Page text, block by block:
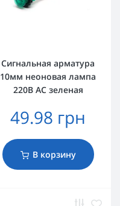
Сигнальная арматура
10мм неоновая лампа
220В AC зеленая
49.98 грн
В корзину